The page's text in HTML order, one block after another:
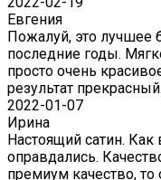
Евгения
Пожалуй, это лучшее
последние годы.
просто очень
результат
2022-01-07
Ирина
Настоящий сатин.
оправдались.
премиум качество, то